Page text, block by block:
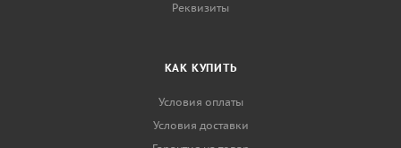
Реквизиты
КАК КУПИТЬ
Условия оплаты
Условия доставки